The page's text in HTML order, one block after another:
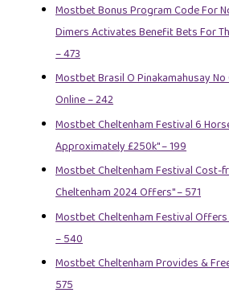
Mostbet Bonus Program Code For
Dimers Activates Benefit Bets For
– 473
Mostbet Brasil O Pinakamahusay
Online – 242
Mostbet Cheltenham Festival 6
Approximately £250k" – 199
Mostbet Cheltenham Festival Cost-
Cheltenham 2024 Offers" – 571
Mostbet Cheltenham Festival
– 540
Mostbet Cheltenham Provides &
575